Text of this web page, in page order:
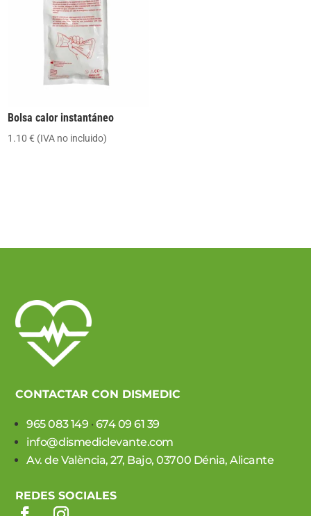
hasta
42.00 €
Bolsa calor instantáneo
1.10€ (IVA no incluido)
CONTACTAR CON DISMEDIC
965 083 149 · 674 09 61 39
info@dismediclevante.com
Av. de València, 27, Bajo, 03700 Dénia, Alicante
REDES SOCIALES